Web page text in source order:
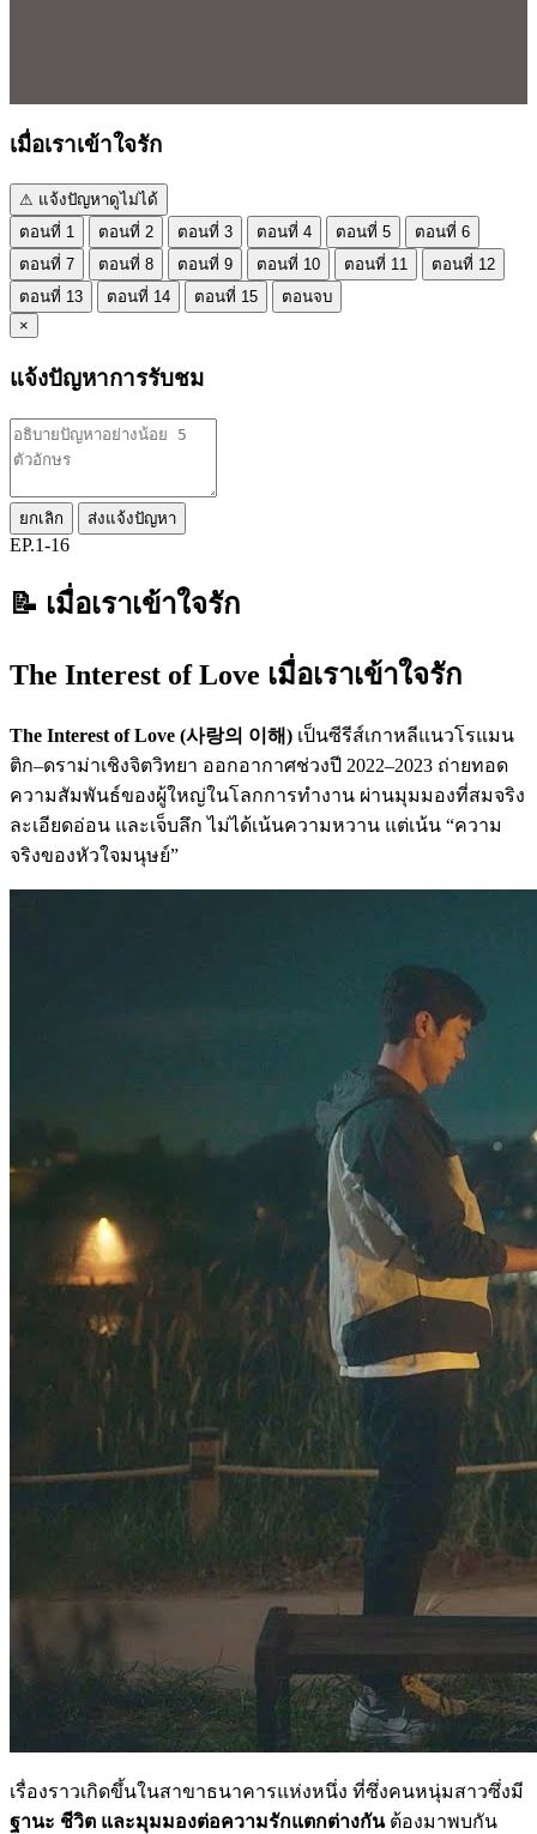
เมื่อเราเข้าใจรัก
⚠ แจ้งปัญหาดูไม่ได้
ตอนที่ 1
ตอนที่ 2 ตอนที่ 3 ตอนที่ 4 ตอนที่ 5
ตอนที่ 6
ตอนที่ 7
ตอนที่ 8 ตอนที่ 9 ตอนที่ 10 ตอนที่ 11
ตอนที่ 12
ตอนที่ 13
ตอนที่ 14 ตอนที่ 15
ตอนจบ
×
แจ้งปัญหาการรับชม
ยกเลิก ส่งแจ้งปัญหา
EP.1-16
📝 เมื่อเราเข้าใจรัก
The Interest of Love เมื่อเราเข้าใจรัก
The Interest of Love (사랑의 이해) เป็นซีรีส์เกาหลีแนวโรแมน
ติก–ดราม่าเชิงจิตวิทยา ออกอากาศช่วงปี 2022–2023 ถ่ายทอด
ความสัมพันธ์ของผู้ใหญ่ในโลกการทำงาน ผ่านมุมมองที่สมจริง
ละเอียดอ่อน และเจ็บลึก ไม่ได้เน้นความหวาน แต่เน้น “ความ
จริงของหัวใจมนุษย์”
เรื่องราวเกิดขึ้นในสาขาธนาคารแห่งหนึ่ง ที่ซึ่งคนหนุ่มสาวซึ่งมี
ฐานะ ชีวิต และมุมมองต่อความรักแตกต่างกันต้องมาพบกัน